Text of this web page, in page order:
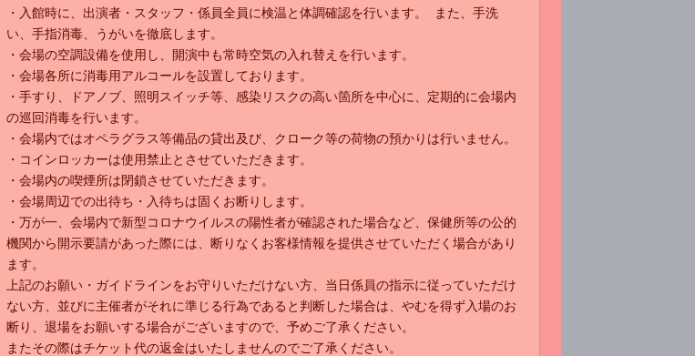
・入館時に、出演者・スタッフ・係員全員に検温と体調確認を行います。 また、手洗
い、手指消毒、うがいを徹底します。
・会場の空調設備を使用し、開演中も常時空気の入れ替えを行います。
・会場各所に消毒用アルコールを設置しております。
・手すり、ドアノブ、照明スイッチ等、感染リスクの高い箇所を中心に、定期的に会場内
の巡回消毒を行います。
・会場内ではオペラグラス等備品の貸出及び、クローク等の荷物の預かりは行いません。
・コインロッカーは使用禁止とさせていただきます。
・会場内の喫煙所は閉鎖させていただきます。
・会場周辺での出待ち・入待ちは固くお断りします。
・万が一、会場内で新型コロナウイルスの陽性者が確認された場合など、保健所等の公的
機関から開示要請があった際には、断りなくお客様情報を提供させていただく場合があり
ます。
上記のお願い・ガイドラインをお守りいただけない方、当日係員の指示に従っていただけ
ない方、並びに主催者がそれに準じる行為であると判断した場合は、やむを得ず入場のお
断り、退場をお願いする場合がございますので、予めご了承ください。
またその際はチケット代の返金はいたしませんのでご了承ください。